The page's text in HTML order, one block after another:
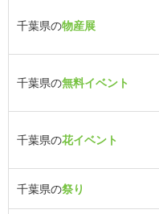
千葉県の物産展
千葉県の無料イベント
千葉県の花イベント
千葉県の祭り